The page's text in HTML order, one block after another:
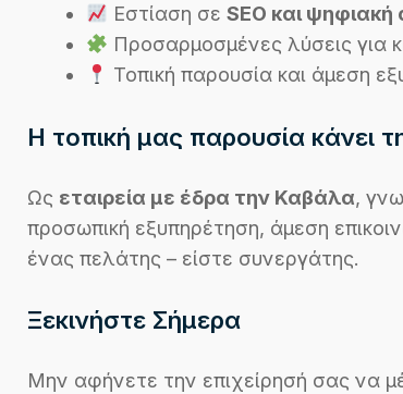
Εστίαση σε SEO και
Προσαρμοσμένες λύσεις για
Τοπική παρουσία και άμεση
Η τοπική μας παρουσία κάνει
Ως εταιρεία με έδρα την Καβάλα,
προσωπική εξυπηρέτηση, άμεση
ένας πελάτης – είστε συνεργάτης.
Ξεκινήστε Σήμερα
Μην αφήνετε την επιχείρησή σας να